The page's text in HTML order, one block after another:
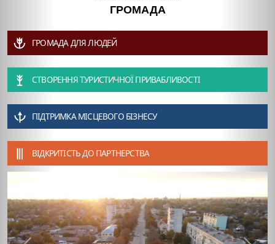
ГРОМАДА
ГРОМАДА ДЛЯ ЛЮДЕЙ
СТВОРЕННЯ ТУРИСТИЧНОЇ ПРИВАБЛИВОСТІ
ПІДТРИМКА МІСЦЕВОГО БІЗНЕСУ
ВІДКРИТІСТЬ ДО ПАРТНЕРСТВА